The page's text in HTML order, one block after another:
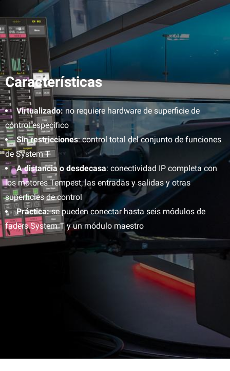
Características
Virtualizado: no requiere hardware de superficie de
control específico
Sin restricciones: control total del conjunto de funciones
de System T
A distancia o desdecasa: conectividad IP completa con
los motores Tempest, las entradas y salidas y otras
superficies de control
Práctica:se pueden conectar hasta seis módulos de
faders System T y un módulo maestro